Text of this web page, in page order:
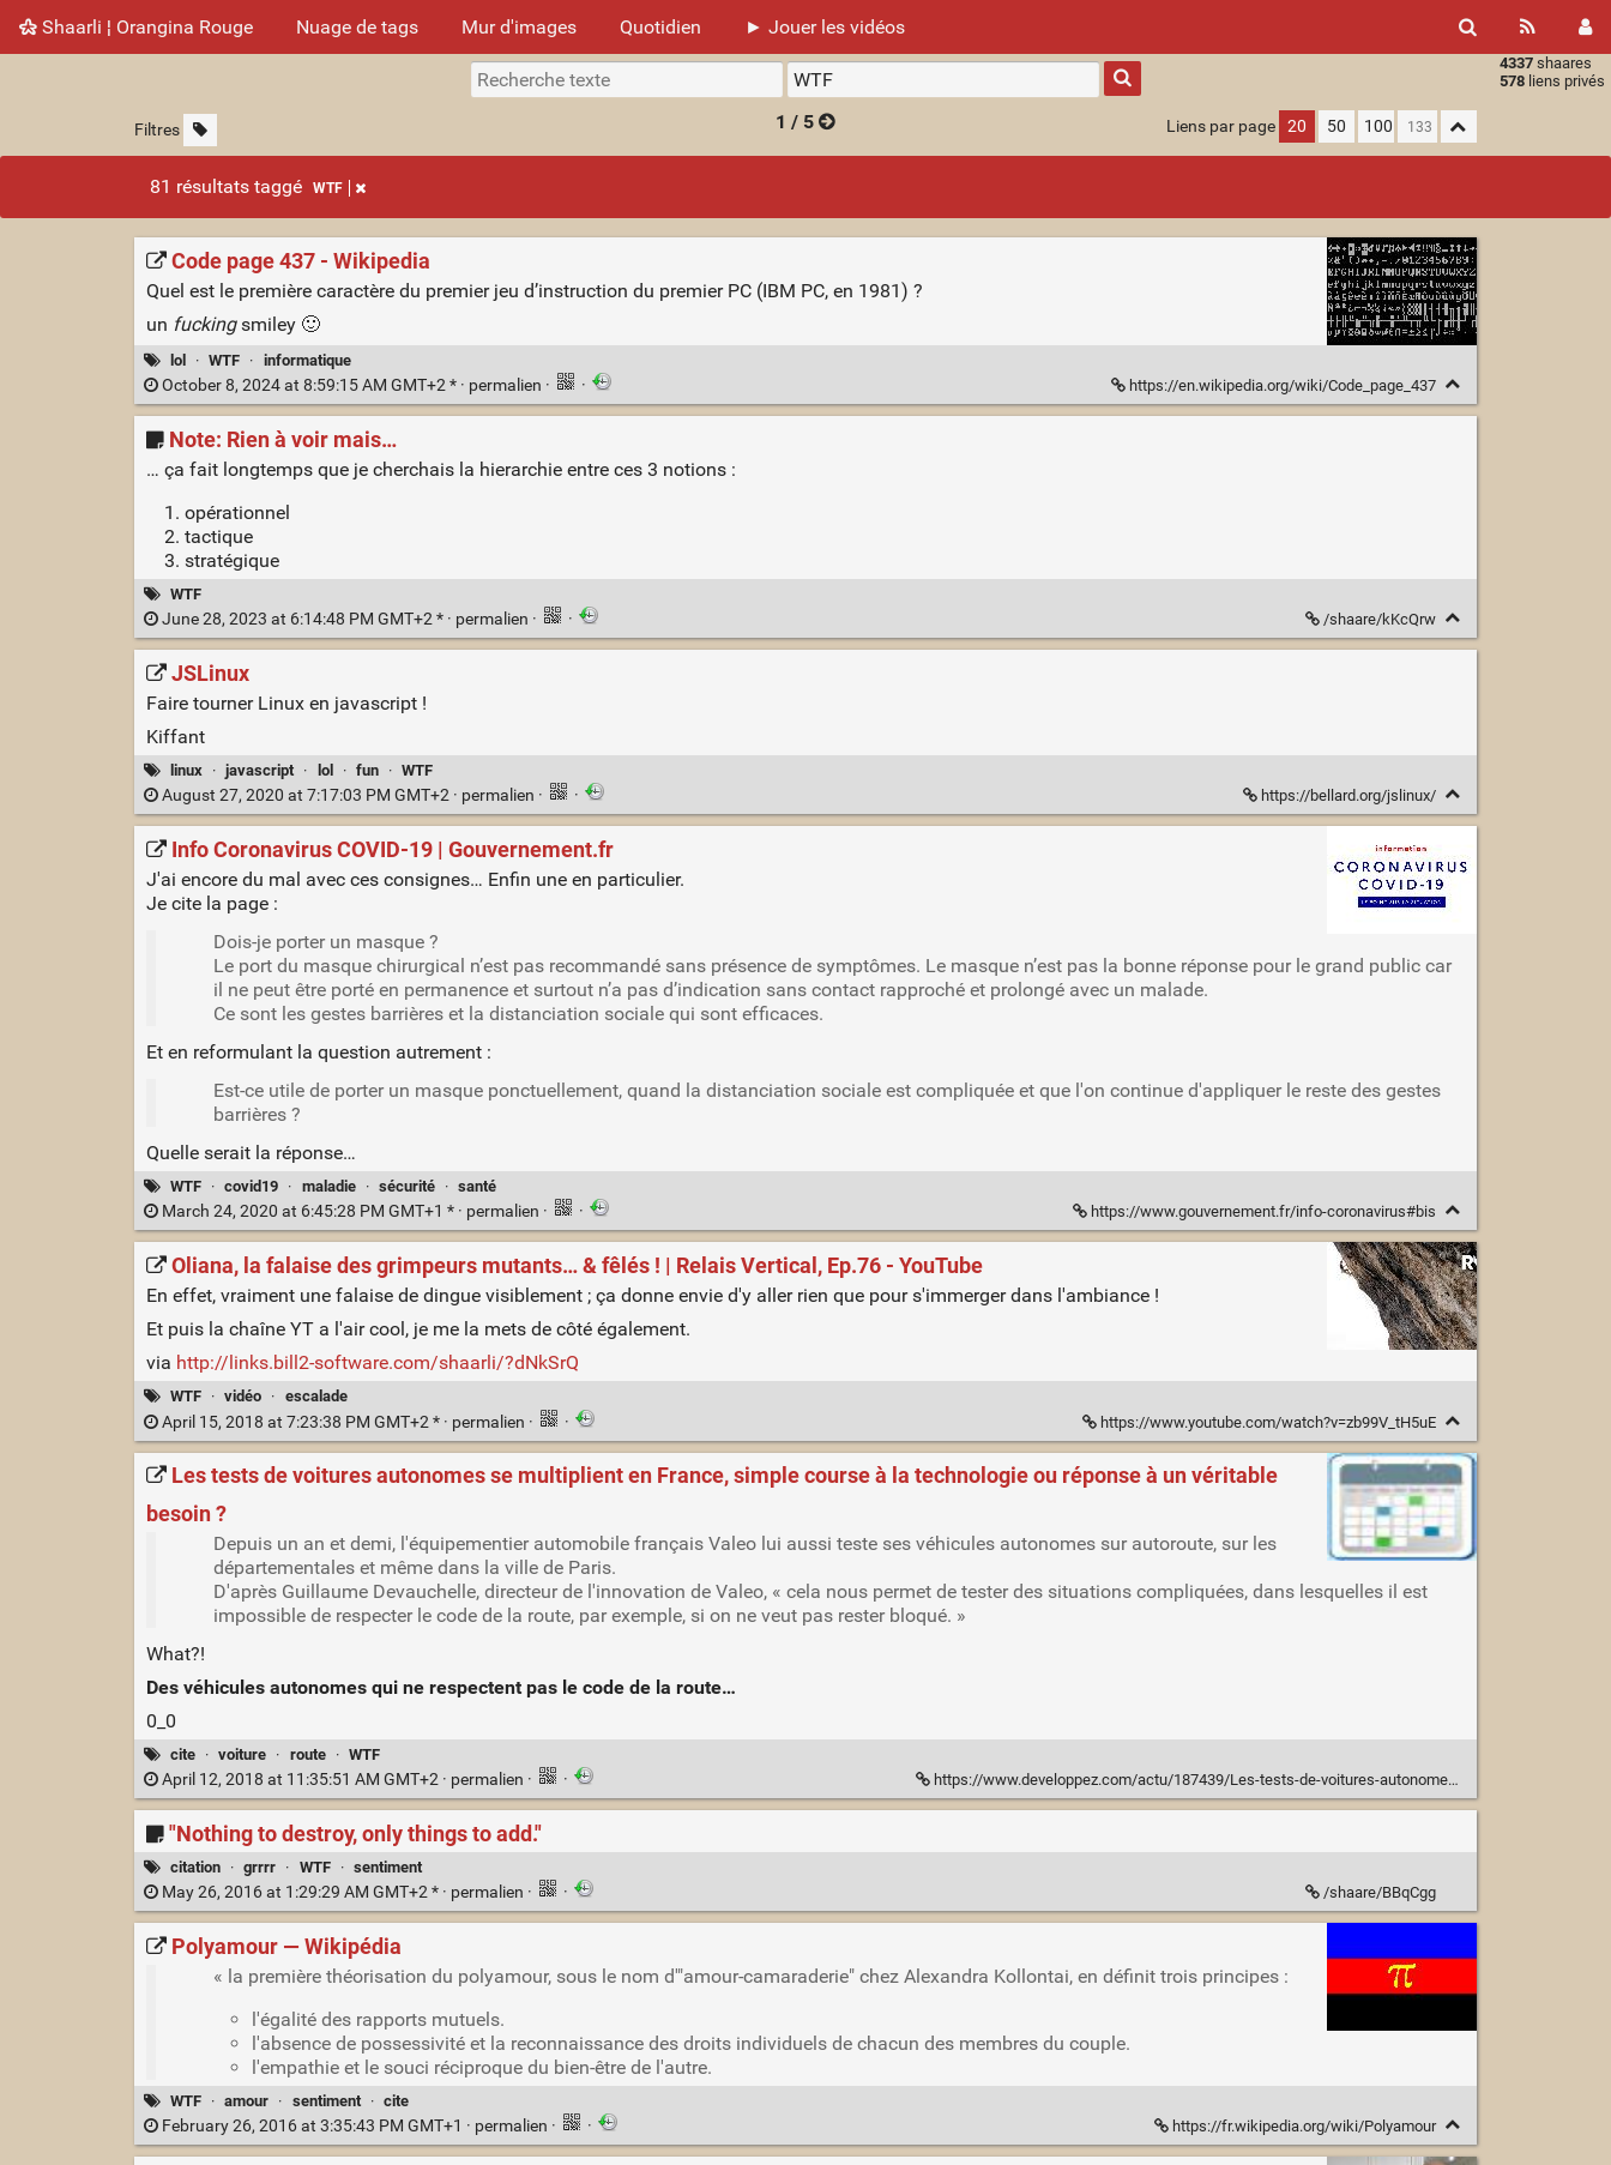
Shaarli ¦ Orangina Rouge Nuage de tags Mur d'images Quotidien ► Jouer les vidéos
4337 shaares
578 liens privés
Type 1 or
more
characters
results.
Filtres 1 / 5 Liens par page 20 50 100
81 résultats taggé WTF
Code page 437 - Wikipedia
Quel est le première caractère du premier jeu d’instruction du premier PC (IBM PC, en 1981) ?
un fuckingsmiley 🙂
lol · WTF · informatique
October 8, 2024 at 8:59:15 AM GMT+2 * · permalien · · https://en.wikipedia.org/wiki/Code_page_437
Note: Rien à voir mais…
… ça fait longtemps que je cherchais la hierarchie entre ces 3 notions :
opérationnel
tactique
stratégique
WTF
June 28, 2023 at 6:14:48 PM GMT+2 * · permalien · · /shaare/kKcQrw
JSLinux
Faire tourner Linux en javascript !
Kiffant
linux · javascript · lol · fun · WTF
August 27, 2020 at 7:17:03 PM GMT+2 · permalien · · https://bellard.org/jslinux/
Info Coronavirus COVID-19 | Gouvernement.fr
J'ai encore du mal avec ces consignes… Enfin une en particulier.
Je cite la page :
Dois-je porter un masque ?
Le port du masque chirurgical n’est pas recommandé sans présence de symptômes. Le masque n’est pas la bonne réponse pour le grand public car
il ne peut être porté en permanence et surtout n’a pas d’indication sans contact rapproché et prolongé avec un malade.
Ce sont les gestes barrières et la distanciation sociale qui sont efficaces.
Et en reformulant la question autrement :
Est-ce utile de porter un masque ponctuellement, quand la distanciation sociale est compliquée et que l'on continue d'appliquer le reste des gestes
barrières ?
Quelle serait la réponse…
WTF · covid19 · maladie · sécurité · santé
March 24, 2020 at 6:45:28 PM GMT+1 * · permalien · · https://www.gouvernement.fr/info-coronavirus#bis
Oliana, la falaise des grimpeurs mutants… & fêlés ! | Relais Vertical, Ep.76 - YouTube
En effet, vraiment une falaise de dingue visiblement ; ça donne envie d'y aller rien que pour s'immerger dans l'ambiance !
Et puis la chaîne YT a l'air cool, je me la mets de côté également.
via http://links.bill2-software.com/shaarli/?dNkSrQ
WTF · vidéo · escalade
April 15, 2018 at 7:23:38 PM GMT+2 * · permalien · · https://www.youtube.com/watch?v=zb99V_tH5uE
Les tests de voitures autonomes se multiplient en France, simple course à la technologie ou réponse à un véritable
besoin ?
Depuis un an et demi, l'équipementier automobile français Valeo lui aussi teste ses véhicules autonomes sur autoroute, sur les
départementales et même dans la ville de Paris.
D'après Guillaume Devauchelle, directeur de l'innovation de Valeo, « cela nous permet de tester des situations compliquées, dans lesquelles il est
impossible de respecter le code de la route, par exemple, si on ne veut pas rester bloqué. »
What?!
Des véhicules autonomes qui ne respectent pas le code de la route…
0_0
cite · voiture · route · WTF
April 12, 2018 at 11:35:51 AM GMT+2 · permalien · · https://www.developpez.com/actu/187439/Les-tests-de-voitures-autonomes-se-multiplient-en-France-simple-course-a-la-technologie-ou-reponse-a-un-veritable-besoin/
"Nothing to destroy, only things to add."
citation · grrrr · WTF · sentiment
May 26, 2016 at 1:29:29 AM GMT+2 * · permalien · · /shaare/BBqCgg
Polyamour — Wikipédia
« la première théorisation du polyamour, sous le nom d'"amour-camaraderie" chez Alexandra Kollontai, en définit trois principes :
l'égalité des rapports mutuels.
l'absence de possessivité et la reconnaissance des droits individuels de chacun des membres du couple.
l'empathie et le souci réciproque du bien-être de l'autre.
WTF · amour · sentiment · cite
February 26, 2016 at 3:35:43 PM GMT+1 · permalien · · https://fr.wikipedia.org/wiki/Polyamour